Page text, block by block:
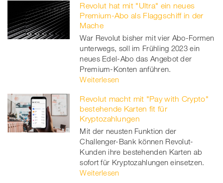
Revolut hat mit "Ultra" ein neues
Premium-Abo als Flaggschiff in der
Mache
War Revolut bisher mit vier Abo-Formen
unterwegs, soll im Frühling 2023 ein
neues Edel-Abo das Angebot der
Premium-Konten anführen.
Weiterlesen
Revolut macht mit "Pay with Crypto"
bestehende Karten fit für
Kryptozahlungen
Mit der neusten Funktion der
Challenger-Bank können Revolut-
Kunden ihre bestehenden Karten ab
sofort für Kryptozahlungen einsetzen.
Weiterlesen